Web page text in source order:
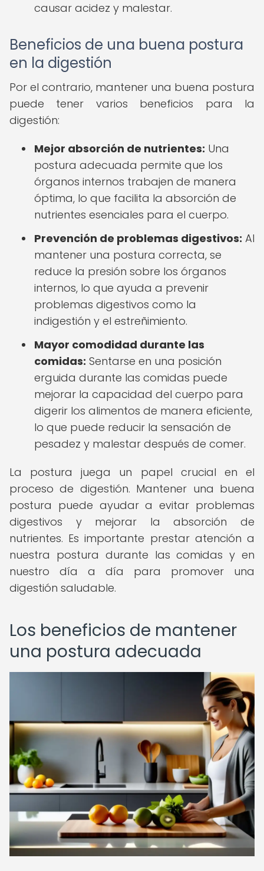
causar acidez y malestar.
Beneficios de una buena postura
en la digestión
Por el contrario, mantener una buena postura
puede tener varios beneficios para la
digestión:
Mejor absorción de nutrientes: Una
postura adecuada permite que los
órganos internos trabajen de manera
óptima, lo que facilita la absorción de
nutrientes esenciales para el cuerpo.
Prevención de problemas digestivos: Al
mantener una postura correcta, se
reduce la presión sobre los órganos
internos, lo que ayuda a prevenir
problemas digestivos como la
indigestión y el estreñimiento.
Mayor comodidad durante las
comidas: Sentarse en una posición
erguida durante las comidas puede
mejorar la capacidad del cuerpo para
digerir los alimentos de manera eficiente,
lo que puede reducir la sensación de
pesadez y malestar después de comer.
La postura juega un papel crucial en el
proceso de digestión. Mantener una buena
postura puede ayudar a evitar problemas
digestivos y mejorar la absorción de
nutrientes. Es importante prestar atención a
nuestra postura durante las comidas y en
nuestro día a día para promover una
digestión saludable.
Los beneficios de mantener
una postura adecuada